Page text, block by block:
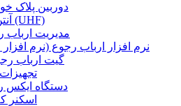
دوربین پلاک
آنتن پارکینگ (UHF)
مدیریت ارباب
نرم افزار ارباب رجوع (نرم
گیت ارباب
دستگاه ایکس
اسکنر